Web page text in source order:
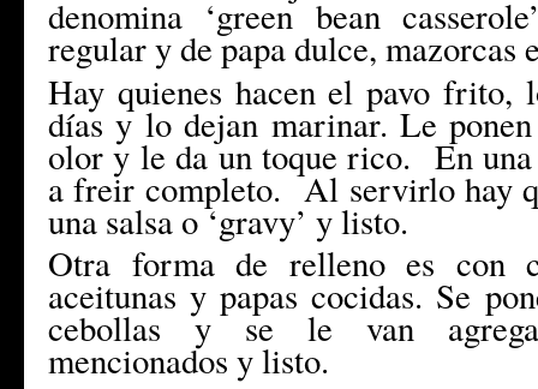
denomina ‘green bean
regular y de papa dulce, mazorcas
Hay quienes hacen el pavo frito,
días y lo dejan marinar. Le
olor y le da un toque rico. En una
a freir completo. Al servirlo hay
una salsa o ‘gravy’ y listo.
Otra forma de relleno es con
aceitunas y papas cocidas. Se
cebollas y se le van
mencionados y listo.